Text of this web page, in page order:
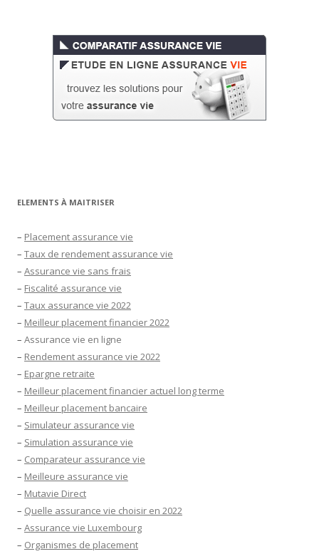
ELEMENTS À MAITRISER
– Placement assurance vie
– Taux de rendement assurance vie
– Assurance vie sans frais
– Fiscalité assurance vie
– Taux assurance vie 2022
– Meilleur placement financier 2022
– Assurance vie en ligne
– Rendement assurance vie 2022
– Epargne retraite
– Meilleur placement financier actuel long terme
– Meilleur placement bancaire
– Simulateur assurance vie
– Simulation assurance vie
– Comparateur assurance vie
– Meilleure assurance vie
– Mutavie Direct
– Quelle assurance vie choisir en 2022
– Assurance vie Luxembourg
– Organismes de placement